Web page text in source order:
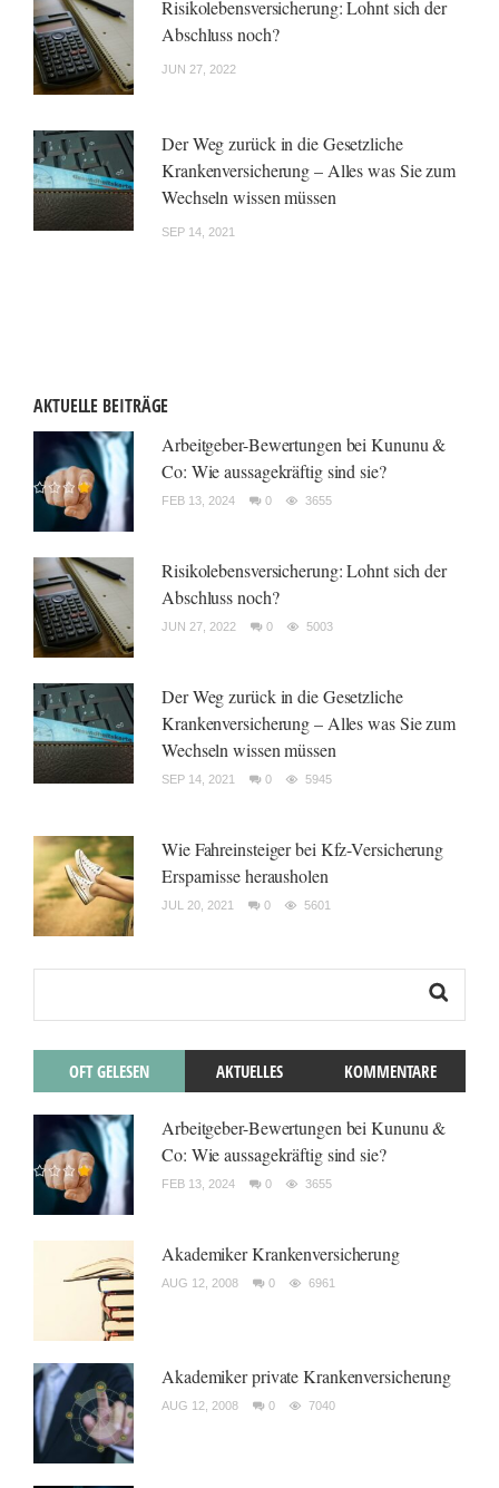
Risikolebensversicherung: Lohnt sich der
Abschluss noch?
JUN 27, 2022
Der Weg zurück in die Gesetzliche
Krankenversicherung – Alles was Sie zum
Wechseln wissen müssen
SEP 14, 2021
AKTUELLE BEITRÄGE
Arbeitgeber-Bewertungen bei Kununu &
Co: Wie aussagekräftig sind sie?
FEB 13, 2024 0 3655
Risikolebensversicherung: Lohnt sich der
Abschluss noch?
JUN 27, 2022 0 5003
Der Weg zurück in die Gesetzliche
Krankenversicherung – Alles was Sie zum
Wechseln wissen müssen
SEP 14, 2021 0 5945
Wie Fahreinsteiger bei Kfz-Versicherung
Ersparnisse herausholen
JUL 20, 2021 0 5601
OFT GELESEN AKTUELLES KOMMENTARE
Arbeitgeber-Bewertungen bei Kununu &
Co: Wie aussagekräftig sind sie?
FEB 13, 2024 0 3655
Akademiker Krankenversicherung
AUG 12, 2008 0 6961
Akademiker private Krankenversicherung
AUG 12, 2008 0 7040